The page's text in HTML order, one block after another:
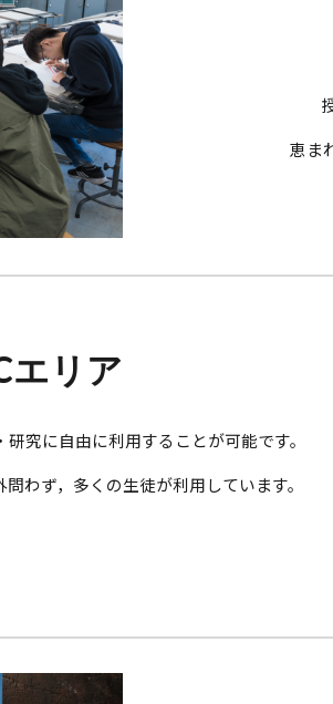
恵ま
エリア
究に自由に利用することが可能です。
わず，多くの生徒が利用しています。